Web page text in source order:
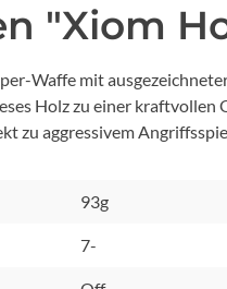
"Xiom
Waffe mit
Holz zu einer
zu aggressivem
93g
7-